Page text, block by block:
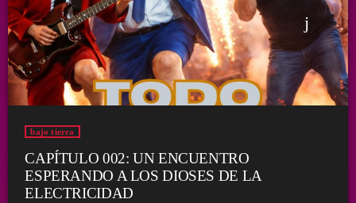
bajo tierra
CAPÍTULO 002: UN ENCUENTRO
ESPERANDO A LOS DIOSES DE LA
ELECTRICIDAD